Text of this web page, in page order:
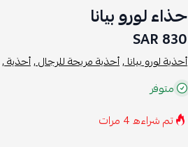
حذاء لورو بيانا
830 SAR
أحذية لورو بيانا ,أحذية مريحة للرجال ,أحذية ,
متوفر
تم شراءه4 مرات